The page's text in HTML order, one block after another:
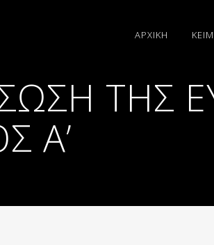
ΑΡΧΙΚΗ
ΤΗΣ
Α’